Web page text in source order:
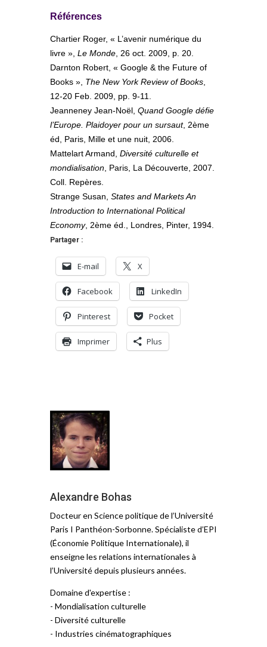
Références
Chartier Roger, « L’avenir numérique du
livre », Le Monde , 26 oct. 2009, p. 20.
Darnton Robert, « Google & the Future of
Books », The New York Review of Books
12-20 Feb. 2009, pp. 9-11.
Jeanneney Jean-Noël, Quand Google défie
l’Europe. Plaidoyer pour un sursaut, 2ème
éd, Paris, Mille et une nuit, 2006.
Mattelart Armand, Diversité culturelle et
mondialisation , Paris, La Découverte, 2007.
Coll. Repères.
Strange Susan, States and Markets An
Introduction to International Political
Economy, 2ème éd., Londres, Pinter, 1994.
Partager :
E-mail X
Facebook LinkedIn
Pinterest Pocket
Imprimer Plus
Alexandre Bohas
Docteur en Science politique de l’Université
Paris I Panthéon-Sorbonne. Spécialiste d’EPI
(Économie Politique Internationale), il
enseigne les relations internationales à
l’Université depuis plusieurs années.
Domaine d'expertise :
- Mondialisation culturelle
- Diversité culturelle
- Industries cinématographiques